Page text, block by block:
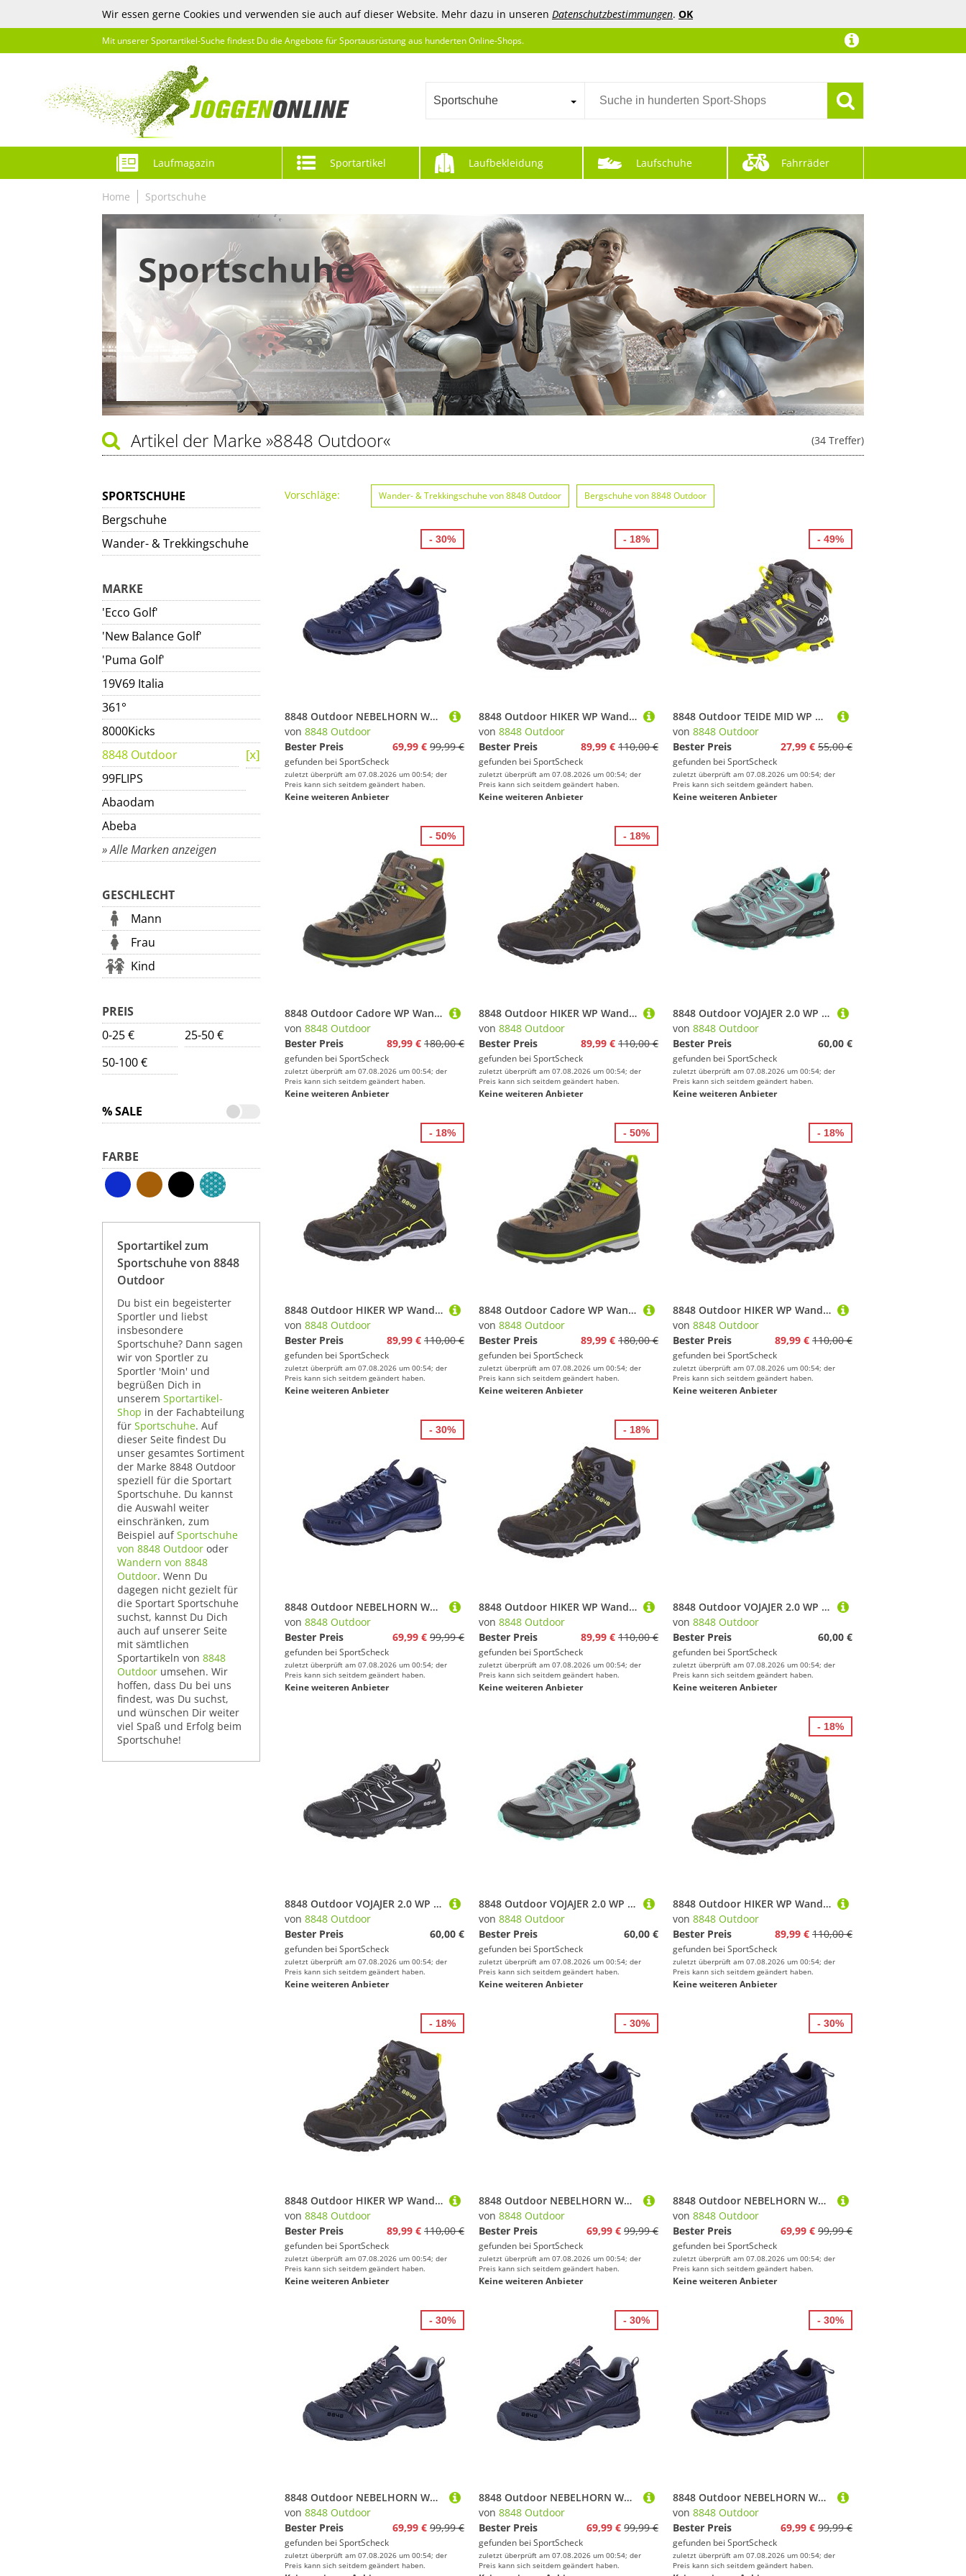
Wir essen gerne Cookies und verwenden sie auch auf dieser Website. Mehr dazu in unseren Datenschutzbestimmungen. OK
Mit unserer Sportartikel-Suche findest Du die Angebote für Sportausrüstung aus hunderten Online-Shops.
Sportschuhe
Laufmagazin Sportartikel Laufbekleidung Laufschuhe Fahrräder
Home Sportschuhe
Sportschuhe
(34 Treffer)
Artikel der Marke »8848 Outdoor«
SPORTSCHUHE
Bergschuhe
Wander- & Trekkingschuhe
MARKE
'Ecco Golf'
'New Balance Golf'
'Puma Golf'
19V69 Italia
361°
8000Kicks
8848 Outdoor
99FLIPS
Abaodam
Abeba
» Alle Marken anzeigen
GESCHLECHT
Mann
Frau
Kind
PREIS
0-25 €
25-50 €
50-100 €
% SALE
FARBE
Sportartikel zum
Sportschuhe von 8848
Outdoor
Du bist ein begeisterter
Sportler und liebst
insbesondere
Sportschuhe? Dann sagen
wir von Sportler zu
Sportler 'Moin' und
begrüßen Dich in
unserem Sportartikel-
Shop in der Fachabteilung
für Sportschuhe. Auf
dieser Seite findest Du
unser gesamtes Sortiment
der Marke 8848 Outdoor
speziell für die Sportart
Sportschuhe. Du kannst
die Auswahl weiter
einschränken, zum
Beispiel aufSportschuhe
von 8848 Outdoor oder
Wandern von 8848
Outdoor. Wenn Du
dagegen nicht gezielt für
die Sportart Sportschuhe
suchst, kannst Du Dich
auch auf unserer Seite
mit sämtlichen
Sportartikeln von 8848
Outdoor umsehen. Wir
hoffen, dass Du bei uns
findest, was Du suchst,
und wünschen Dir weiter
viel Spaß und Erfolg beim
Sportschuhe!
Vorschläge: Wander- & Trekkingschuhe von 8848 Outdoor Bergschuhe von 8848 Outdoor
8848 Outdoor NEBELHORN Wanderschuhe Herren
von 8848 Outdoor
Bester Preis
69,99 € 99,99 €
gefunden bei SportScheck
zuletzt überprüft am 07.08.2026 um 00:54; der
Preis kann sich seitdem geändert haben.
Keine weiteren Anbieter
- 30%
8848 Outdoor HIKER WP Wanderschuhe Damen
von 8848 Outdoor
Bester Preis
89,99 € 110,00 €
gefunden bei SportScheck
zuletzt überprüft am 07.08.2026 um 00:54; der
Preis kann sich seitdem geändert haben.
Keine weiteren Anbieter
- 18%
8848 Outdoor TEIDE MID WP Wanderschuhe Kinder
von 8848 Outdoor
Bester Preis
27,99 € 55,00 €
gefunden bei SportScheck
zuletzt überprüft am 07.08.2026 um 00:54; der
Preis kann sich seitdem geändert haben.
Keine weiteren Anbieter
- 49%
8848 Outdoor Cadore WP Wanderschuhe Herren
von 8848 Outdoor
Bester Preis
89,99 € 180,00 €
gefunden bei SportScheck
zuletzt überprüft am 07.08.2026 um 00:54; der
Preis kann sich seitdem geändert haben.
Keine weiteren Anbieter
- 50%
8848 Outdoor HIKER WP Wanderschuhe Herren
von 8848 Outdoor
Bester Preis
89,99 € 110,00 €
gefunden bei SportScheck
zuletzt überprüft am 07.08.2026 um 00:54; der
Preis kann sich seitdem geändert haben.
Keine weiteren Anbieter
- 18%
8848 Outdoor VOJAJER 2.0 WP Wanderschuhe Damen
von 8848 Outdoor
Bester Preis
60,00 €
gefunden bei SportScheck
zuletzt überprüft am 07.08.2026 um 00:54; der
Preis kann sich seitdem geändert haben.
Keine weiteren Anbieter
8848 Outdoor HIKER WP Wanderschuhe Herren
von 8848 Outdoor
Bester Preis
89,99 € 110,00 €
gefunden bei SportScheck
zuletzt überprüft am 07.08.2026 um 00:54; der
Preis kann sich seitdem geändert haben.
Keine weiteren Anbieter
- 18%
8848 Outdoor Cadore WP Wanderschuhe Herren
von 8848 Outdoor
Bester Preis
89,99 € 180,00 €
gefunden bei SportScheck
zuletzt überprüft am 07.08.2026 um 00:54; der
Preis kann sich seitdem geändert haben.
Keine weiteren Anbieter
- 50%
8848 Outdoor HIKER WP Wanderschuhe Damen
von 8848 Outdoor
Bester Preis
89,99 € 110,00 €
gefunden bei SportScheck
zuletzt überprüft am 07.08.2026 um 00:54; der
Preis kann sich seitdem geändert haben.
Keine weiteren Anbieter
- 18%
8848 Outdoor NEBELHORN Wanderschuhe Herren
von 8848 Outdoor
Bester Preis
69,99 € 99,99 €
gefunden bei SportScheck
zuletzt überprüft am 07.08.2026 um 00:54; der
Preis kann sich seitdem geändert haben.
Keine weiteren Anbieter
- 30%
8848 Outdoor HIKER WP Wanderschuhe Herren
von 8848 Outdoor
Bester Preis
89,99 € 110,00 €
gefunden bei SportScheck
zuletzt überprüft am 07.08.2026 um 00:54; der
Preis kann sich seitdem geändert haben.
Keine weiteren Anbieter
- 18%
8848 Outdoor VOJAJER 2.0 WP Wanderschuhe Damen
von 8848 Outdoor
Bester Preis
60,00 €
gefunden bei SportScheck
zuletzt überprüft am 07.08.2026 um 00:54; der
Preis kann sich seitdem geändert haben.
Keine weiteren Anbieter
8848 Outdoor VOJAJER 2.0 WP Wanderschuhe Herren
von 8848 Outdoor
Bester Preis
60,00 €
gefunden bei SportScheck
zuletzt überprüft am 07.08.2026 um 00:54; der
Preis kann sich seitdem geändert haben.
Keine weiteren Anbieter
8848 Outdoor VOJAJER 2.0 WP Wanderschuhe Damen
von 8848 Outdoor
Bester Preis
60,00 €
gefunden bei SportScheck
zuletzt überprüft am 07.08.2026 um 00:54; der
Preis kann sich seitdem geändert haben.
Keine weiteren Anbieter
8848 Outdoor HIKER WP Wanderschuhe Herren
von 8848 Outdoor
Bester Preis
89,99 € 110,00 €
gefunden bei SportScheck
zuletzt überprüft am 07.08.2026 um 00:54; der
Preis kann sich seitdem geändert haben.
Keine weiteren Anbieter
- 18%
8848 Outdoor HIKER WP Wanderschuhe Herren
von 8848 Outdoor
Bester Preis
89,99 € 110,00 €
gefunden bei SportScheck
zuletzt überprüft am 07.08.2026 um 00:54; der
Preis kann sich seitdem geändert haben.
Keine weiteren Anbieter
- 18%
8848 Outdoor NEBELHORN Wanderschuhe Herren
von 8848 Outdoor
Bester Preis
69,99 € 99,99 €
gefunden bei SportScheck
zuletzt überprüft am 07.08.2026 um 00:54; der
Preis kann sich seitdem geändert haben.
Keine weiteren Anbieter
- 30%
8848 Outdoor NEBELHORN Wanderschuhe Herren
von 8848 Outdoor
Bester Preis
69,99 € 99,99 €
gefunden bei SportScheck
zuletzt überprüft am 07.08.2026 um 00:54; der
Preis kann sich seitdem geändert haben.
Keine weiteren Anbieter
- 30%
8848 Outdoor NEBELHORN Wanderschuhe Damen
von 8848 Outdoor
Bester Preis
69,99 € 99,99 €
gefunden bei SportScheck
zuletzt überprüft am 07.08.2026 um 00:54; der
Preis kann sich seitdem geändert haben.
- 30%
8848 Outdoor NEBELHORN Wanderschuhe Damen
von 8848 Outdoor
Bester Preis
69,99 € 99,99 €
gefunden bei SportScheck
zuletzt überprüft am 07.08.2026 um 00:54; der
Preis kann sich seitdem geändert haben.
- 30%
8848 Outdoor NEBELHORN Wanderschuhe Herren
von 8848 Outdoor
Bester Preis
69,99 € 99,99 €
gefunden bei SportScheck
zuletzt überprüft am 07.08.2026 um 00:54; der
Preis kann sich seitdem geändert haben.
- 30%